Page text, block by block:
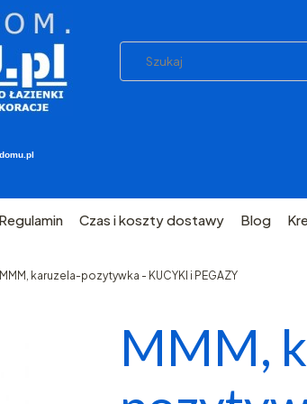
Regulamin Czas i koszty dostawy Blog
MMM, karuzela-pozytywka - KUCYKI i PEGAZY
MMM,